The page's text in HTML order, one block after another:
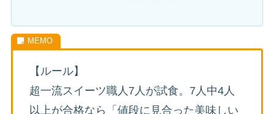
【ルール】
超一流スイーツ職人7人が試食。7人中4人
以上が合格なら「値段に見合った美味しい